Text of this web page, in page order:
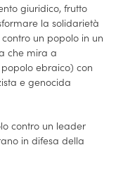
giuridico, frutto
la solidarietà
un popolo in un
che mira a
ebraico) con
e genocida
contro un leader
in difesa della